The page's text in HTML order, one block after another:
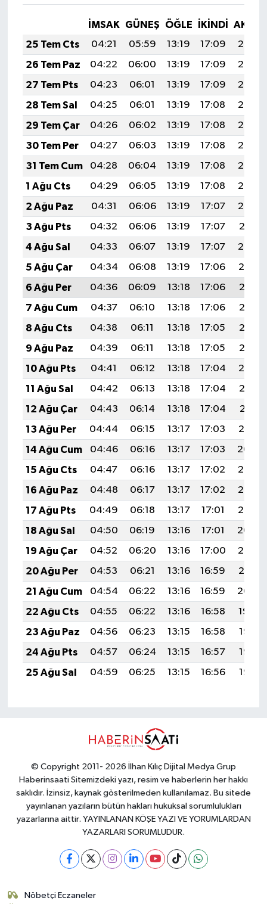
İMSAK GÜNEŞ ÖĞLE İKINDI
25 Tem Cts
04:21 05:59 13:19 17:09
20:29
26 Tem Paz
04:22 06:00 13:19 17:09
20:28
27 Tem Pts
04:23 06:01 13:19 17:09
20:27
28 Tem Sal
04:25 06:01 13:19 17:08
20:27
29 Tem Çar
04:26 06:02 13:19 17:08
20:26
30 Tem Per
04:27 06:03 13:19 17:08
20:25
31 Tem Cum
04:28 06:04 13:19 17:08
20:24
1 Ağu Cts
04:29 06:05 13:19 17:08
20:23
2 Ağu Paz
04:31 06:06 13:19 17:07
20:22
3 Ağu Pts
04:32 06:06 13:19 17:07
20:21
4 Ağu Sal
04:33 06:07 13:19 17:07
20:20
5 Ağu Çar
04:34 06:08 13:19 17:06
20:19
6 Ağu Per
04:36 06:09 13:18 17:06
20:18
7 Ağu Cum
04:37 06:10 13:18 17:06
20:17
8 Ağu Cts
04:38 06:11 13:18 17:05
20:16
9 Ağu Paz
04:39 06:11 13:18 17:05
20:15
10 Ağu Pts
04:41 06:12 13:18 17:04
20:14
11 Ağu Sal
04:42 06:13 13:18 17:04
20:13
12 Ağu Çar
04:43 06:14 13:18 17:04
20:11
13 Ağu Per
04:44 06:15 13:17 17:03
20:10
14 Ağu Cum
04:46 06:16 13:17 17:03
20:09
15 Ağu Cts
04:47 06:16 13:17 17:02
20:08
16 Ağu Paz
04:48 06:17 13:17 17:02
20:06
17 Ağu Pts
04:49 06:18 13:17 17:01
20:05
18 Ağu Sal
04:50 06:19 13:16 17:01
20:04
19 Ağu Çar
04:52 06:20 13:16 17:00
20:03
20 Ağu Per
04:53 06:21 13:16 16:59
20:01
21 Ağu Cum
04:54 06:22 13:16 16:59
20:00
22 Ağu Cts
04:55 06:22 13:16 16:58
19:59
23 Ağu Paz
04:56 06:23 13:15 16:58
19:57
24 Ağu Pts
04:57 06:24 13:15 16:57
19:56
25 Ağu Sal
04:59 06:25 13:15 16:56 19:55
© Copyright 2011- 2026 İlhan Kılıç Dijital Medya Grup
Haberinsaati Sitemizdeki yazı, resim ve haberlerin her hakkı
saklıdır. İzinsiz, kaynak gösterilmeden kullanılamaz. Bu sitede
yayınlanan yazıların bütün hakları hukuksal sorumlulukları
yazarlarına aittir. YAYINLANAN KÖŞE YAZI VE YORUMLARDAN
YAZARLARI SORUMLUDUR.
Nöbetçi Eczaneler